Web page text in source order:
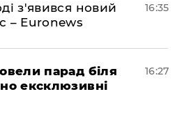
з'явився новий
– Euronews
16:35
парад біля
ексклюзивні
16:27